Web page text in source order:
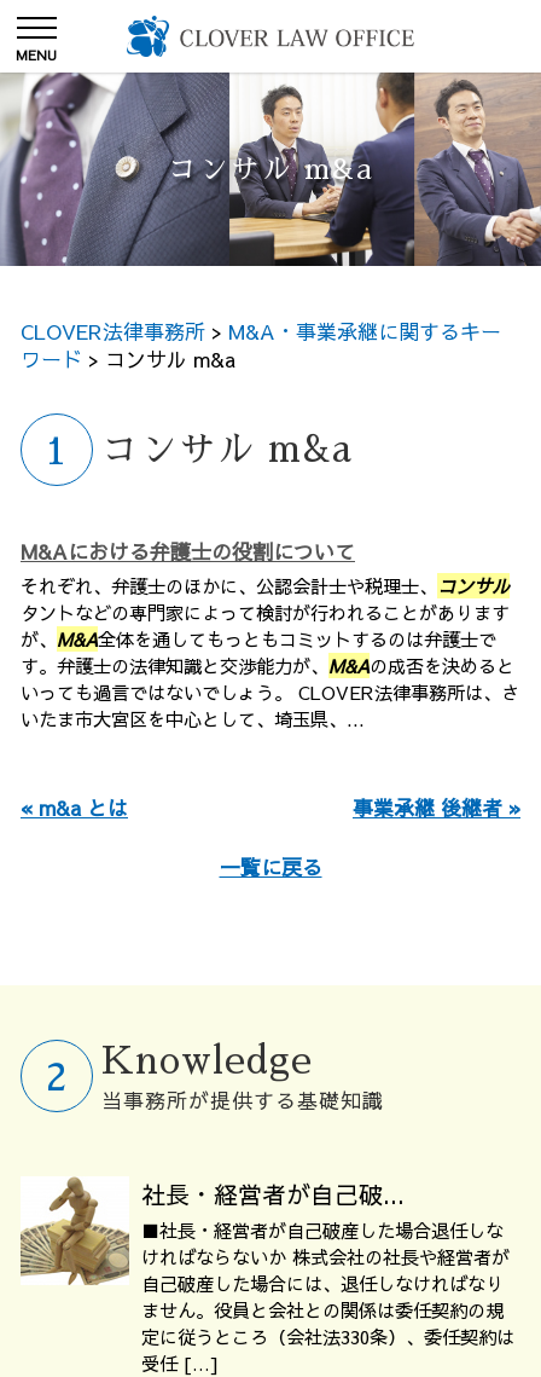
コンサル m&a
CLOVER法律事務所 > M&A・事業承継に関するキー
ワード > コンサル m&a
コンサル m&a
M&Aにおける弁護士の役割について
それぞれ、弁護士のほかに、公認会計士や税理士、
コンサル
タントなどの専門家によって検討が行われることがあります
が、 M&A全体を通してもっともコミットするのは弁護士で
す。弁護士の法律知識と交渉能力が、 M&Aの成否を決めると
いっても過言ではないでしょう。 CLOVER法律事務所は、さ
いたま市大宮区を中心として、埼玉県、...
« m&a とは 事業承継 後継者 »
一覧に戻る
Knowledge
当事務所が提供する基礎知識
社長・経営者が自己破...
■社長・経営者が自己破産した場合退任しな
ければならないか 株式会社の社長や経営者が
自己破産した場合には、退任しなければなり
ません。役員と会社との関係は委任契約の規
定に従うところ（会社法330条）、委任契約は
受任 […]